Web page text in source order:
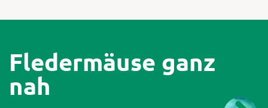
Kontakt
Fledermäuse ganz
nah